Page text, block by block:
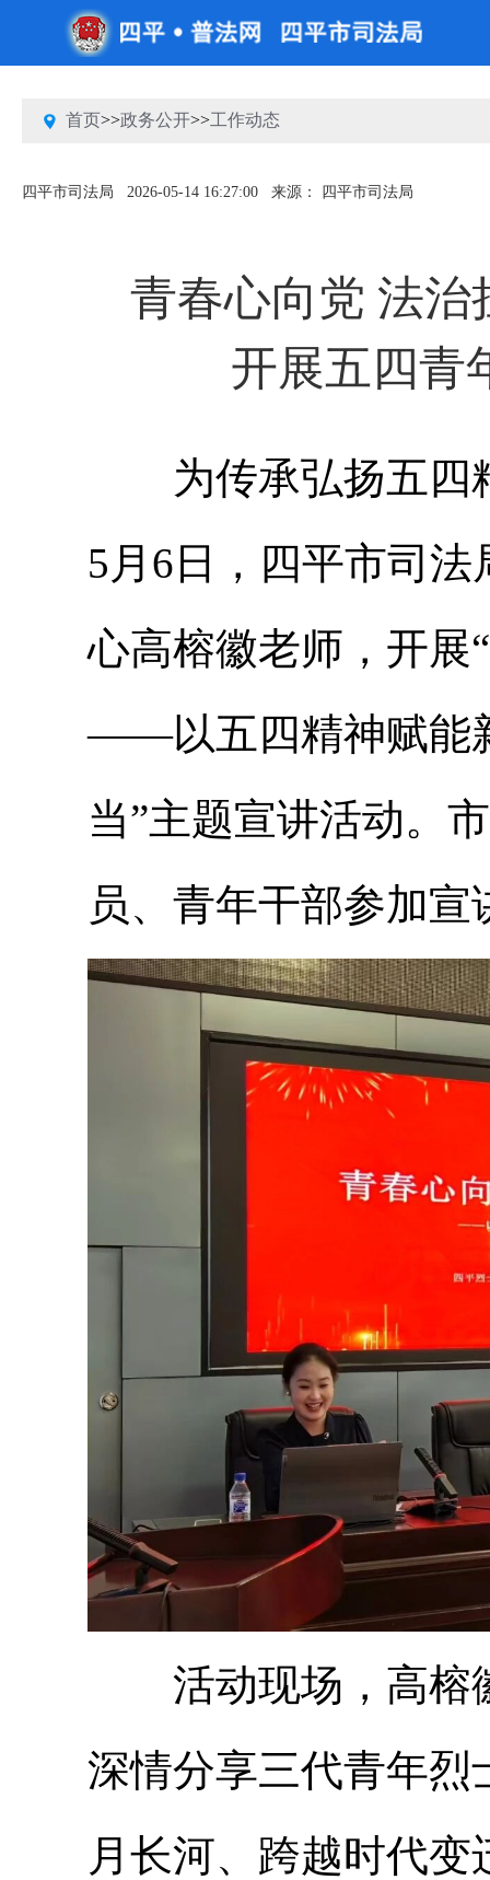
首页>>政务公开>>工作动态
四平市司法局 2026-05-14 16:27:00 来源： 四平市司法局
青春心向党 法
开展五四青
为传承弘扬五四
5月6日，四平市司
心高榕徽老师，开展
——以五四精神赋能
当”主题宣讲活动。
员、青年干部参加宣
活动现场，高榕
深情分享三代青年烈
月长河、跨越时代